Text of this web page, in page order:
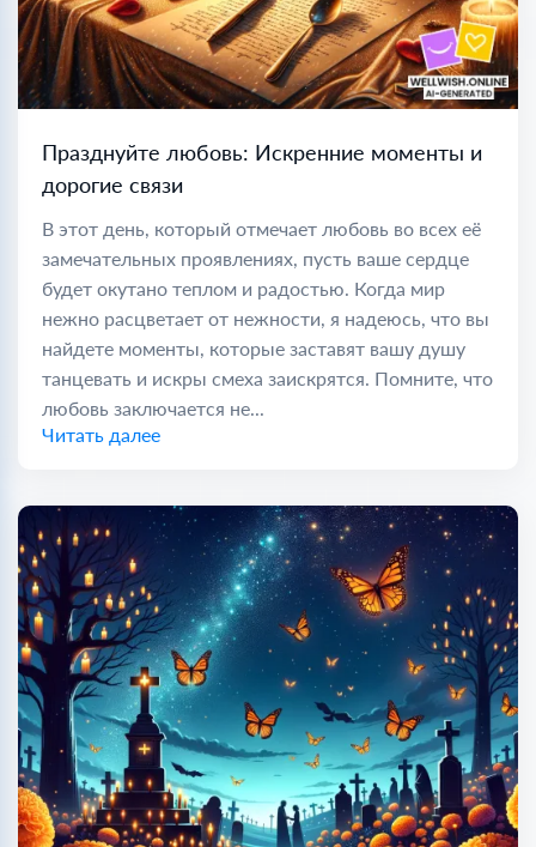
Празднуйте любовь: Искренние моменты и
дорогие связи
В этот день, который отмечает любовь во всех её
замечательных проявлениях, пусть ваше сердце
будет окутано теплом и радостью. Когда мир
нежно расцветает от нежности, я надеюсь, что вы
найдете моменты, которые заставят вашу душу
танцевать и искры смеха заискрятся. Помните, что
любовь заключается не...
Читать далее